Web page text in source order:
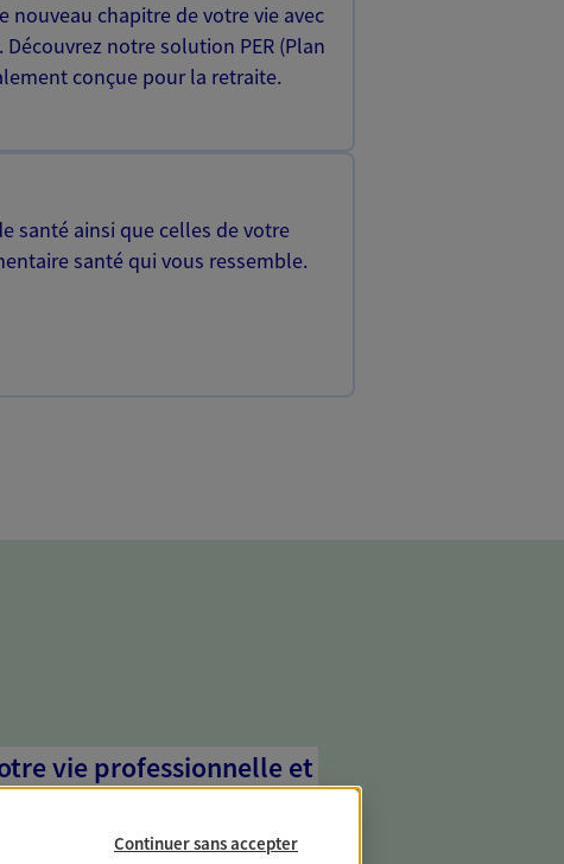
nouveau chapitre de votre vie avec
notre solution PER (Plan
conçue pour la retraite.
santé ainsi que celles de votre
santé qui vous ressemble.
vie professionnelle et
votre écoute pour vous proposer des
Continuer sans accepter